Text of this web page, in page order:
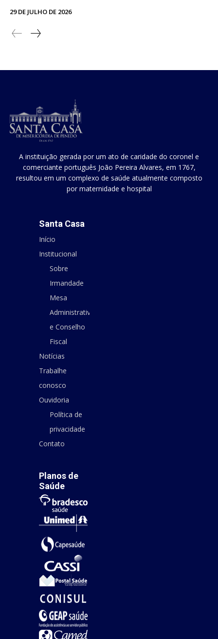
29 DE JULHO DE 2026
A instituição gerada por um ato de caridade do coronel e
comerciante português João Pereira Alvares, em 1767,
resultou em um complexo de saúde atualmente composto
por maternidade e hospital
Santa Casa
Início
Institucional
Sobre
Irmandade
Mesa
Administrativa
e Conselho
Fiscal
Notícias
Trabalhe
conosco
Ouvidoria
Política de
privacidade
Contato
Planos de
Saúde